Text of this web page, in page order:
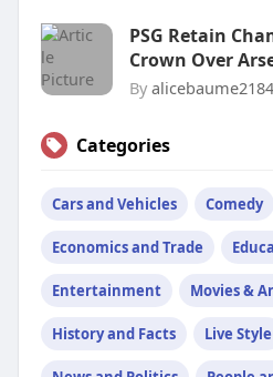
PSG Retain
Crown Over
By alicebaume2184
Categories
Cars and Vehicles Comedy
Economics and Trade
Entertainment Movies &
History and Facts Live Style